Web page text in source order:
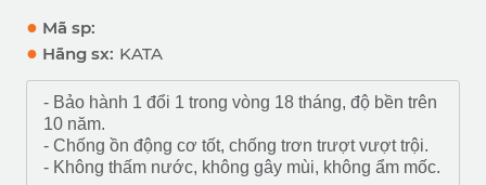
● Mã sp:
● Hãng sx: KATA
- Bảo hành 1 đổi 1 trong vòng 18 tháng, độ bền trên
10 năm.
- Chống ồn động cơ tốt, chống trơn trượt vượt trội.
- Không thấm nước, không gây mùi, không ẩm mốc.